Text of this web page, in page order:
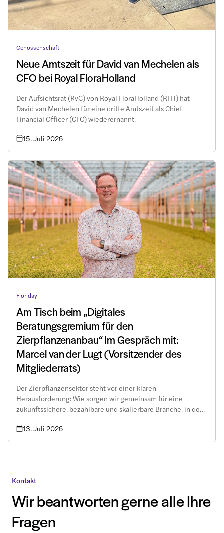
Genossenschaft
Neue Amtszeit für David van Mechelen als
CFO bei Royal FloraHolland
Der Aufsichtsrat (RvC) von Royal FloraHolland (RFH) hat
David van Mechelen für eine dritte Amtszeit als Chief
Financial Officer (CFO) wiederernannt.
15. Juli 2026
Floriday
Am Tisch beim „Digitales
Beratungsgremium für den
Zierpflanzenanbau“ Im Gespräch mit:
Marcel van der Lugt (Vorsitzender des
Mitgliederrats)
Der Zierpflanzensektor steht vor einer klaren
Herausforderung: Wie sorgen wir gemeinsam für eine
zukunftssichere, bezahlbare und skalierbare Branche, in der
zusammenarbeiten können?
13. Juli 2026
Kontakt
Wir beantworten gerne alle Ihre
Fragen